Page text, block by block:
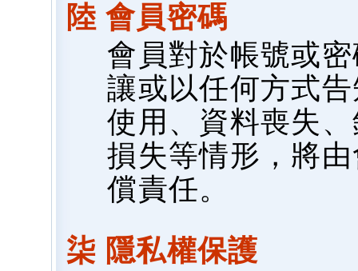
陸 會員密碼
會員對於帳號或
讓或以任何方式
使用、資料喪失
損失等情形，將
償責任。
柒 隱私權保護